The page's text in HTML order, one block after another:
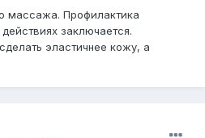
массажа. Профилактика
заключается.
эластичнее кожу, а